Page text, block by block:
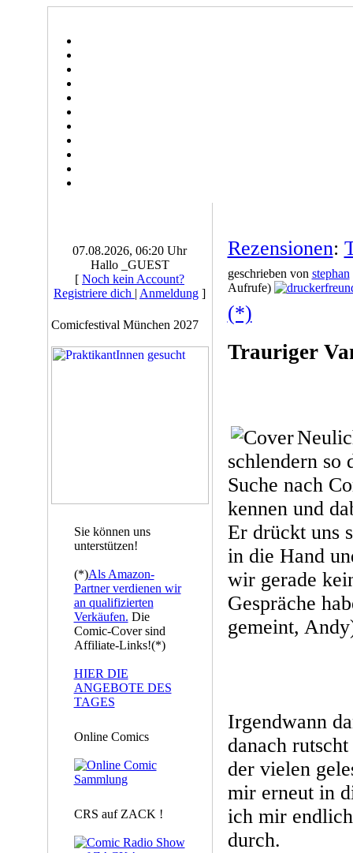
07.08.2026, 06:20 Uhr
Hallo _GUEST
[ Noch kein Account?
Registriere dich | Anmeldung ]
Comicfestival München 2027
Sie können uns
unterstützen!
(*)Als Amazon-
Partner verdienen wir
an qualifizierten
Verkäufen. Die
Comic-Cover sind
Affiliate-Links!(*)
HIER DIE
ANGEBOTE DES
TAGES
Online Comics
CRS auf ZACK !
Rezensionen:
geschrieben von stephan
Aufrufe)
(*)
Trauriger
schlendern so
Suche nach
kennen und
Er drückt uns
in die Hand
wir gerade
Gespräche
gemeint,
Irgendwann
danach
der vielen
mir erneut in
ich mir
durch.